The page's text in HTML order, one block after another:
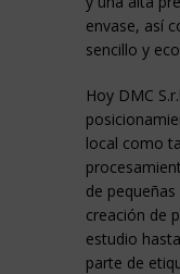
envase, así
sencillo y
Hoy DMC
local como
de
creación de
estudio
parte de